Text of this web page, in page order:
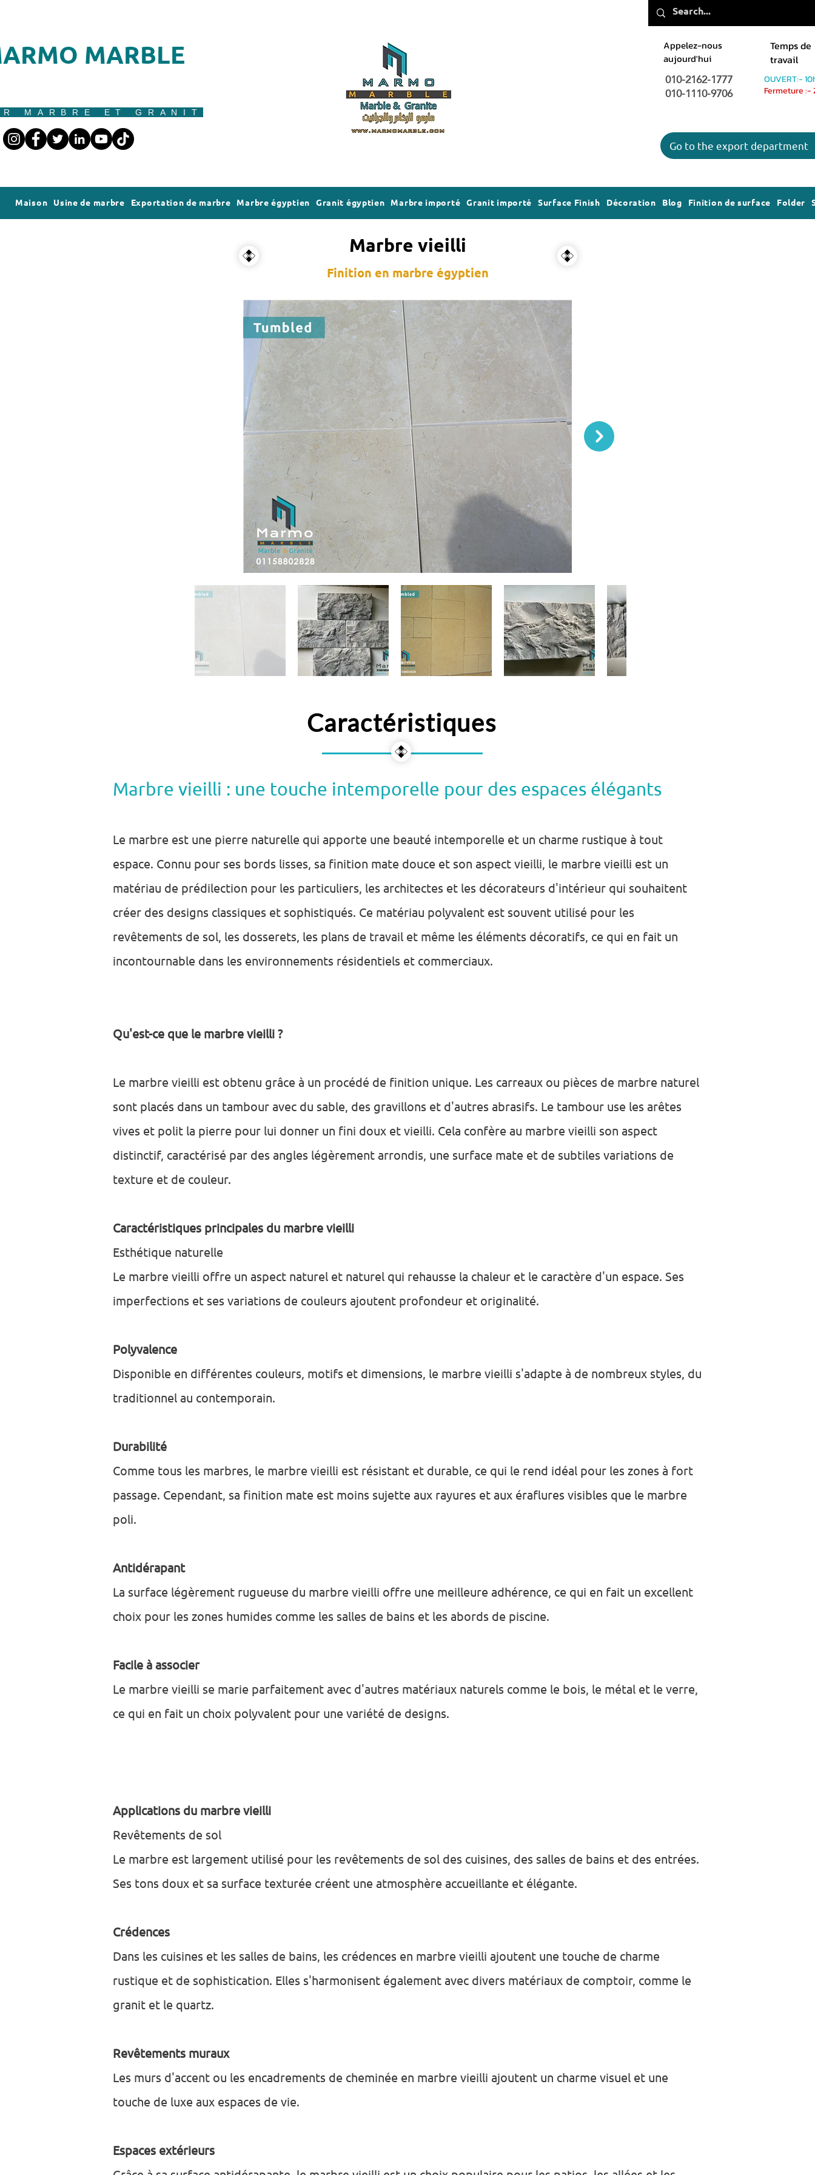
MARBLE
MARBRE ET GRANIT
Appelez-nous
aujourd'hui
010-2162-1777
010-1110-9706
Temps de
travail
OUVERT:-
Fermeture :-
Go to the export department
Maison Usine de marbre Exportation de marbre Marbre égyptien Granit égyptien Marbre importé Granit importé Surface Finish Décoration Blog Finition de surface Folder
Marbre vieilli
Finition en marbre égyptien
Caractéristiques
Marbre vieilli : une touche intemporelle pour des espaces élégants
Le marbre est une pierre naturelle qui apporte une beauté intemporelle et un charme rustique à tout
espace. Connu pour ses bords lisses, sa finition mate douce et son aspect vieilli, le marbre vieilli est un
matériau de prédilection pour les particuliers, les architectes et les décorateurs d'intérieur qui souhaitent
créer des designs classiques et sophistiqués. Ce matériau polyvalent est souvent utilisé pour les
revêtements de sol, les dosserets, les plans de travail et même les éléments décoratifs, ce qui en fait un
incontournable dans les environnements résidentiels et commerciaux.
Qu'est-ce que le marbre vieilli ?
Le marbre vieilli est obtenu grâce à un procédé de finition unique. Les carreaux ou pièces de marbre naturel
sont placés dans un tambour avec du sable, des gravillons et d'autres abrasifs. Le tambour use les arêtes
vives et polit la pierre pour lui donner un fini doux et vieilli. Cela confère au marbre vieilli son aspect
distinctif, caractérisé par des angles légèrement arrondis, une surface mate et de subtiles variations de
texture et de couleur.
Caractéristiques principales du marbre vieilli
Esthétique naturelle
Le marbre vieilli offre un aspect naturel et naturel qui rehausse la chaleur et le caractère d'un espace. Ses
imperfections et ses variations de couleurs ajoutent profondeur et originalité.
Polyvalence
Disponible en différentes couleurs, motifs et dimensions, le marbre vieilli s'adapte à de nombreux styles, du
traditionnel au contemporain.
Durabilité
Comme tous les marbres, le marbre vieilli est résistant et durable, ce qui le rend idéal pour les zones à fort
passage. Cependant, sa finition mate est moins sujette aux rayures et aux éraflures visibles que le marbre
poli.
Antidérapant
La surface légèrement rugueuse du marbre vieilli offre une meilleure adhérence, ce qui en fait un excellent
choix pour les zones humides comme les salles de bains et les abords de piscine.
Facile à associer
Le marbre vieilli se marie parfaitement avec d'autres matériaux naturels comme le bois, le métal et le verre,
ce qui en fait un choix polyvalent pour une variété de designs.
Applications du marbre vieilli
Revêtements de sol
Le marbre est largement utilisé pour les revêtements de sol des cuisines, des salles de bains et des entrées.
Ses tons doux et sa surface texturée créent une atmosphère accueillante et élégante.
Crédences
Dans les cuisines et les salles de bains, les crédences en marbre vieilli ajoutent une touche de charme
rustique et de sophistication. Elles s'harmonisent également avec divers matériaux de comptoir, comme le
granit et le quartz.
Revêtements muraux
Les murs d'accent ou les encadrements de cheminée en marbre vieilli ajoutent un charme visuel et une
touche de luxe aux espaces de vie.
Espaces extérieurs